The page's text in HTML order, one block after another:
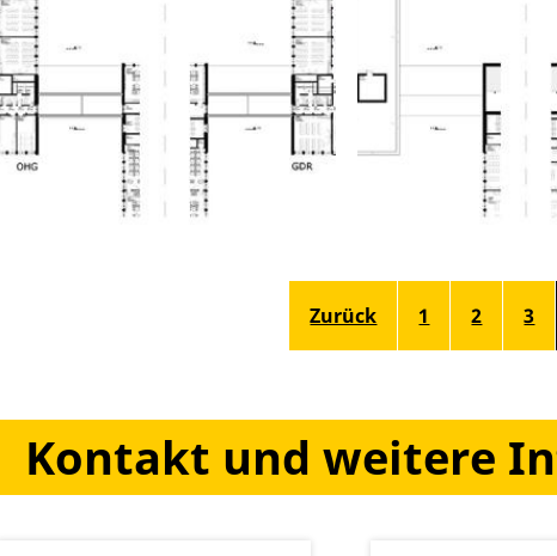
Zurück 1 2 3
Kontakt und weitere